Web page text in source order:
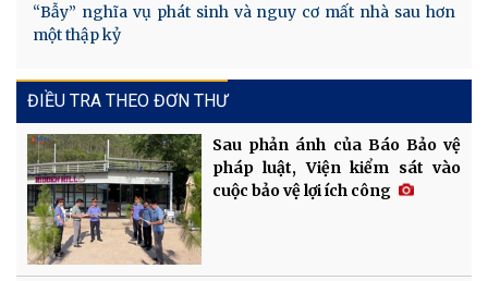
“Bẫy” nghĩa vụ phát sinh và nguy cơ mất nhà sau hơn
một thập kỷ
ĐIỀU TRA THEO ĐƠN THƯ
Sau phản ánh của Báo Bảo vệ
pháp luật, Viện kiểm sát vào
cuộc bảo vệ lợi ích công